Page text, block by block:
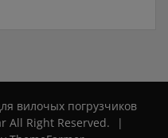
вилочых погрузчиков
All Right Reserved.
|